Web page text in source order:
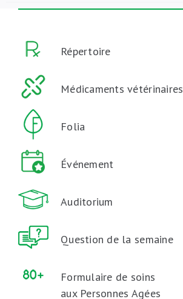
Répertoire
Médicaments vétérinaires
Folia
Événement
Auditorium
Question de la semaine
Formulaire de soins
aux Personnes Agées